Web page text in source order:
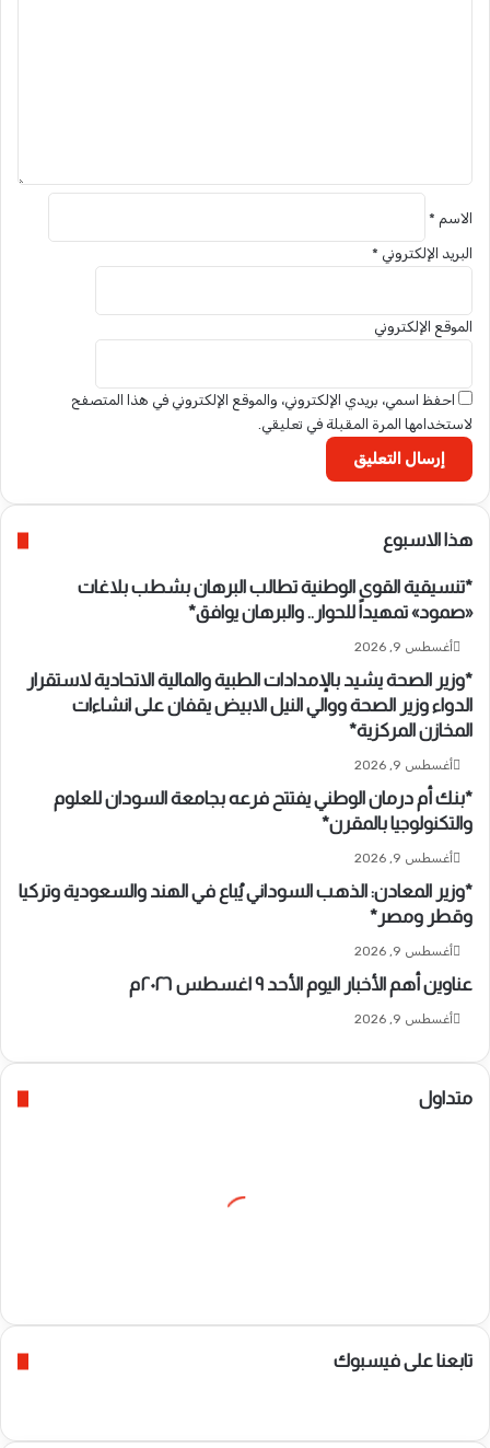
الاسم *
البريد الإلكتروني *
الموقع الإلكتروني
احفظ اسمي، بريدي الإلكتروني، والموقع الإلكتروني في هذا المتصفح
لاستخدامها المرة المقبلة في تعليقي.
هذا الاسبوع
*تنسيقية القوى الوطنية تطالب البرهان بشطب بلاغات
«صمود» تمهيداً للحوار.. والبرهان يوافق*
أغسطس 9, 2026
*وزير الصحة يشيد بالإمدادات الطبية والمالية الاتحادية لاستقرار
الدواء وزير الصحة ووالي النيل الابيض يقفان على انشاءات
المخازن المركزية*
أغسطس 9, 2026
*بنك أم درمان الوطني يفتتح فرعه بجامعة السودان للعلوم
والتكنولوجيا بالمقرن*
أغسطس 9, 2026
*وزير المعادن: الذهب السوداني يُباع في الهند والسعودية وتركيا
وقطر ومصر*
أغسطس 9, 2026
عناوين أهم الأخبار اليوم الأحد ٩ اغسطس ٢٠٢٦م ​
أغسطس 9, 2026
متداول
تابعنا على فيسبوك